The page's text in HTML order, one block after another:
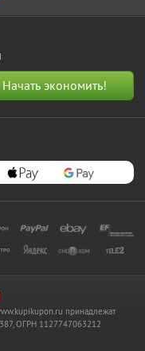
принадлежат
ОГРН 1127747063212